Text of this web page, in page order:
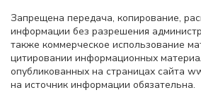
Запрещена передача, копирование,
информации без разрешения
также коммерческое использование
цитировании информационных
опубликованных на страницах сайта
на источник информации обязательна.